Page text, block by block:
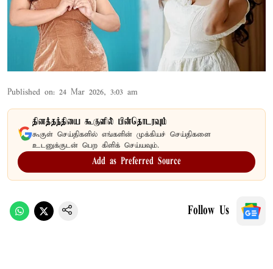
Published on: 24 Mar 2026, 3:03 am
தினத்தந்தியை கூகுளில் பின்தொடரவும்
கூகுள் செய்திகளில் எங்களின் முக்கியச் செய்திகளை
உடனுக்குடன் பெற கிளிக் செய்யவும்.
Add as Preferred Source
Follow Us